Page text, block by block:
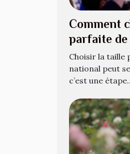
Comment
parfaite de
national ?
Choisir la taille
national peut
c’est une